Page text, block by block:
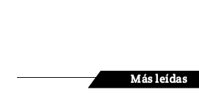
Más leídas